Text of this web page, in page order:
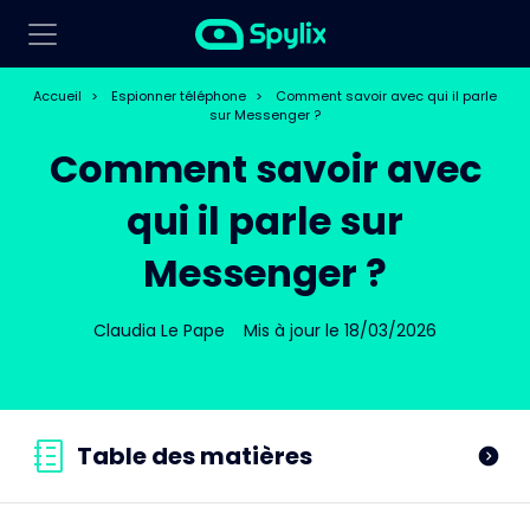
Accueil > Espionner téléphone >
Comment savoir avec qui il parle
sur Messenger ?
Comment savoir avec
qui il parle sur
Messenger ?
Claudia Le Pape Mis à jour le 18/03/2026
Table des matières